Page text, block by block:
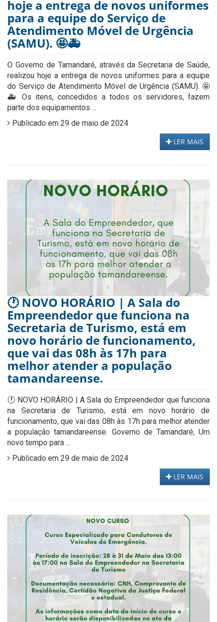
hoje a entrega de novos uniformes
para a equipe do Serviço de
Atendimento Móvel de Urgência
(SAMU). 🤩🚑
O Governo de Tamandaré, através da Secretaria de Saúde,
realizou hoje a entrega de novos uniformes para a equipe
do Serviço de Atendimento Móvel de Urgência (SAMU). 🤩
🚑 Os itens, concedidos a todos os servidores, fazem
parte dos equipamentos ...
Publicado em 29 de maio de 2024
LER MAIS
🕐 NOVO HORÁRIO | A Sala do
Empreendedor que funciona na
Secretaria de Turismo, está em
novo horário de funcionamento,
que vai das 08h às 17h para
melhor atender a população
tamandareense.
🕐 NOVO HORÁRIO | A Sala do Empreendedor que funciona
na Secretaria de Turismo, está em novo horário de
funcionamento, que vai das 08h às 17h para melhor atender
a população tamandareense. Governo de Tamandaré, Um
novo tempo para ...
Publicado em 29 de maio de 2024
LER MAIS